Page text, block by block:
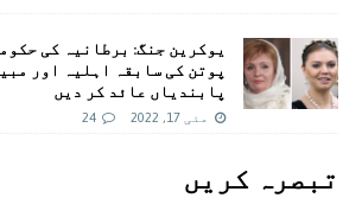
یوکرین جنگ: برطانیہ کی
پوتن کی سابقہ اہلیہ اور
پابندیاں عائد کر دیں
مئی 17, 2022 24
تبصرہ کريں